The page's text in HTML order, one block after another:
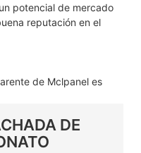
potencial de mercado
reputación en el
de Mclpanel es
DE